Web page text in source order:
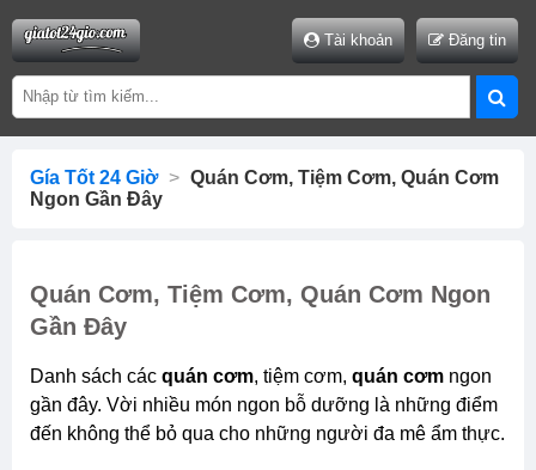
Tài khoản Đăng tin
Gía Tốt 24 Giờ > Quán Cơm, Tiệm Cơm, Quán Cơm
Ngon Gần Đây
Quán Cơm, Tiệm Cơm, Quán Cơm Ngon
Gần Đây
Danh sách các quán cơm, tiệm cơm, quán cơm ngon
gần đây. Vời nhiều món ngon bỗ dưỡng là những điểm
đến không thể bỏ qua cho những người đa mê ẩm thực.